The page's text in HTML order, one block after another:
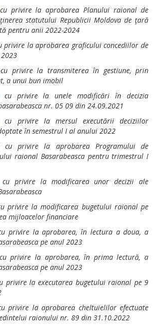
cu privire la aprobarea Planului raional de
statutului Republicii Moldova de ţară
pentru anii 2022-2024
privire la aprobarea graficului concediilor de
cu privire la transmiterea în gestiune, prin
a unui bun imobil
cu privire la unele modificări în decizia
nr. 05 09 din 24.09.2021
cu privire la mersul executării deciziilor
în semestrul I al anului 2022
cu privire la aprobarea Programului de
raional Basarabeasca pentru trimestrul I
cu privire la modificarea unor decizii ale
privire la modificarea bugetului raional pe
mijloacelor financiare
privire la aprobarea, în lectura a doua, a
pe anul 2023
cu privire la aprobarea, în prima lectură, a
pe anul 2023
privire la executarea bugetului raional pe 9
privire la aprobarea cheltuielilor efectuate
raionului nr. 89 din 31.10.2022